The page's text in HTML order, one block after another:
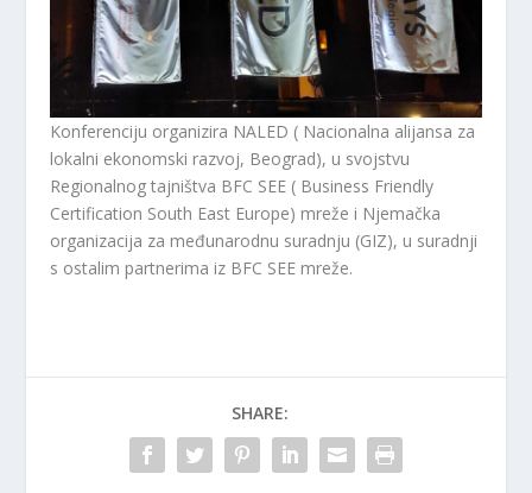
Konferenciju organizira NALED ( Nacionalna alijansa za
lokalni ekonomski razvoj, Beograd), u svojstvu
Regionalnog tajništva BFC SEE ( Business Friendly
Certification South East Europe) mreže i Njemačka
organizacija za međunarodnu suradnju (GIZ), u suradnji
s ostalim partnerima iz BFC SEE mreže.
SHARE: